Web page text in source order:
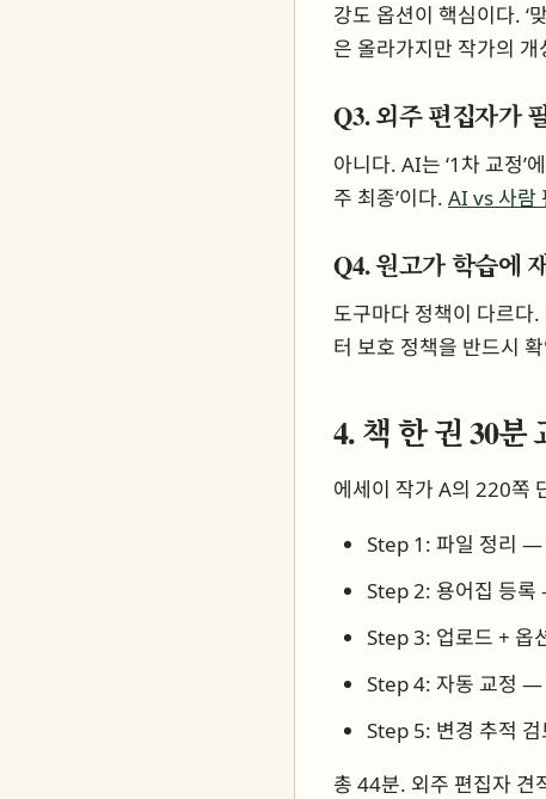
강도 옵션이 핵심이다. ‘
은 올라가지만 작가의
Q3. 외주 편집자가
아니다. AI는 ‘1차 교정’
주 최종’이다. AI vs 사람
Q4. 원고가 학습에
도구마다 정책이 다르다
터 보호 정책을 반드시
4. 책 한 권 30
에세이 작가 A의 220쪽
Step 1: 파일 정리 —
Step 2: 용어집 등
Step 3: 업로드 + 옵
Step 4: 자동 교정
Step 5: 변경 추적
총 44분. 외주 편집자 견